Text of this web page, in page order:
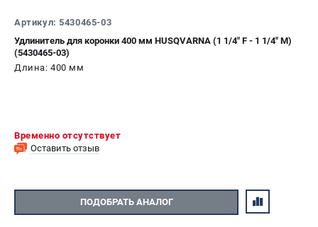
Артикул: 5430465-03
Удлинитель для коронки 400 мм HUSQVARNA (1 1/4" F - 1 1/4" M)
(5430465-03)
Длина: 400 мм
Временно отсутствует
Оставить отзыв
ПОДОБРАТЬ АНАЛОГ